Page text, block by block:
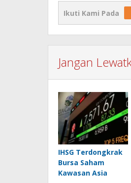
Ikuti Kami Pada
Jangan
IHSG Terdongkrak
Bursa Saham
Kawasan Asia